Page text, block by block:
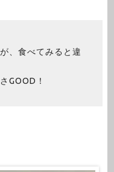
、食べてみると違
GOOD！